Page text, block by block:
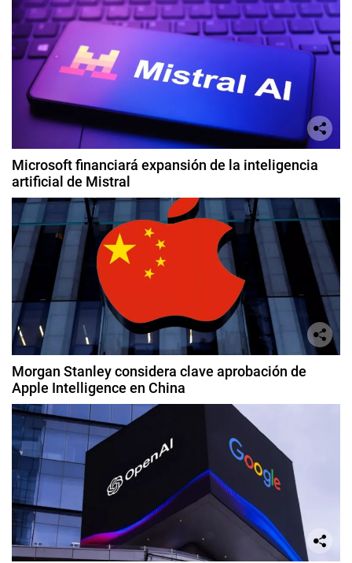
Microsoft financiará expansión de la inteligencia
artificial de Mistral
Morgan Stanley considera clave aprobación de
Apple Intelligence en China